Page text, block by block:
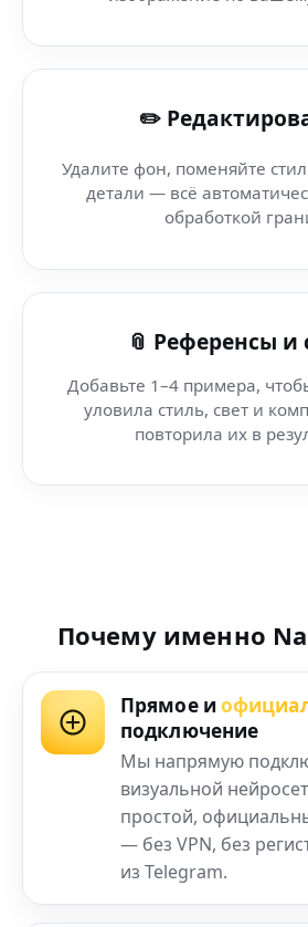
Tiktok 9 16 V Stile Art Front
AI Арт Трансформер Бот
AI Арт Трансформер Бот —
✏️
Удалите фон, поменяйте
детали — всё
обработкой
📎 Референсы и
Добавьте 1–4 примера,
уловила стиль, свет и
повторила их в
Почему именно
Прямое и
подключение
Мы напрямую
визуальной
простой,
— без VPN, без
из Telegram.